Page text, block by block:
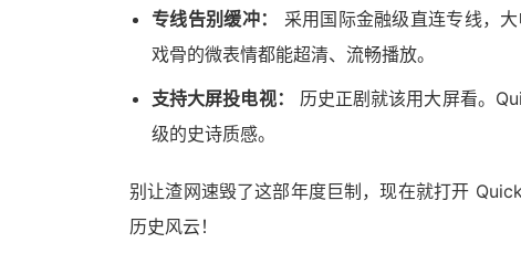
专线告别缓冲：
采用国际金融级直连专线，
戏骨的微表情都能超清、流畅播放。
支持大屏投电视：
历史正剧就该用大屏看。
级的史诗质感。
别让渣网速毁了这部年度巨制，现在就打开
历史风云！